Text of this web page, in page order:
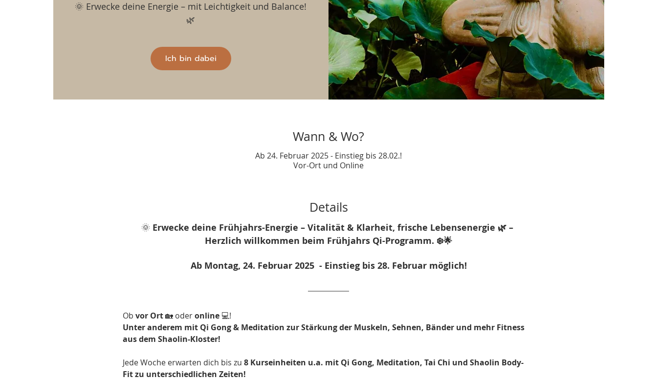
🌞 Erwecke deine Energie – mit Leichtigkeit und Balance!
🌿
Ich bin dabei
Wann & Wo?
Ab 24. Februar 2025 - Einstieg bis 28.02.!
Vor-Ort und Online
Details
🌞 Erwecke deine Frühjahrs-Energie – Vitalität & Klarheit, frische Lebensenergie 🌿 –
Herzlich willkommen beim Frühjahrs Qi-Programm. ❄️🌟
Ab Montag, 24. Februar 2025  - Einstieg bis 28. Februar möglich!
Ob vor Ort 🏡 oder online 💻!
Unter anderem mit Qi Gong & Meditation zur Stärkung der Muskeln, Sehnen, Bänder und mehr Fitness
aus dem Shaolin-Kloster!
Jede Woche erwarten dich bis zu 8 Kurseinheiten u.a. mit Qi Gong, Meditation, Tai Chi und Shaolin Body-
Fit zu unterschiedlichen Zeiten!